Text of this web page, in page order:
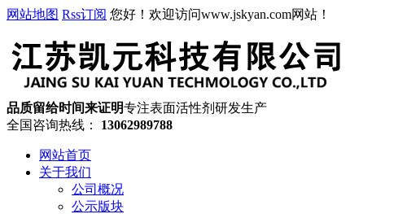
网站地图 Rss订阅 您好！欢迎访问www.jskyan.com网站！
品质留给时间来证明专注表面活性剂研发生产
全国咨询热线：
13062989788
网站首页
关于我们
公司概况
公示版块